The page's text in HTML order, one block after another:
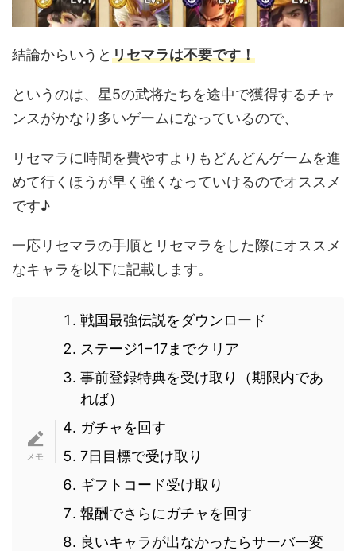
結論からいうとリセマラは不要です！
というのは、星5の武将たちを途中で獲得するチャ
ンスがかなり多いゲームになっているので、
リセマラに時間を費やすよりもどんどんゲームを進
めて行くほうが早く強くなっていけるのでオススメ
です♪
一応リセマラの手順とリセマラをした際にオススメ
なキャラを以下に記載します。
戦国最強伝説をダウンロード
ステージ1−17までクリア
事前登録特典を受け取り（期限内であ
れば）
ガチャを回す
7日目標で受け取り
ギフトコード受け取り
報酬でさらにガチャを回す
良いキャラが出なかったらサーバー変